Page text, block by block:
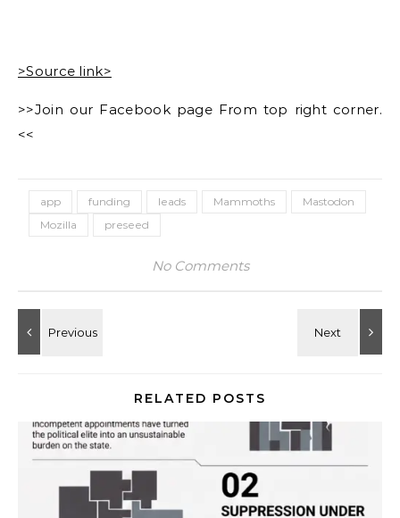
>Source link>
>>Join our Facebook page From top right corner.
<<
app funding leads Mammoths
Mastodon
Mozilla
preseed
No Comments
RELATED POSTS